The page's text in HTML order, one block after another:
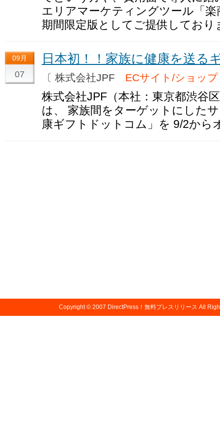
エリアマーケティングツール「
期間限定版としてご提供しており
09月
07
日本初！！家族に健康を送る
〔 株式会社JPF ECサイト/ショップ
株式会社JPF（本社：東京都渋谷
は、 家族間をターゲットにした
康ギフトドットコム」を 9/2から
Copyright © 2007 DirectPress！無料プレスリリース All